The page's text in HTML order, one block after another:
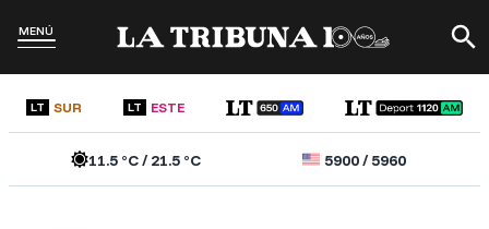
MENÚ
LT SUR LT ESTE
11.5°C /21.5°C 5900/5960